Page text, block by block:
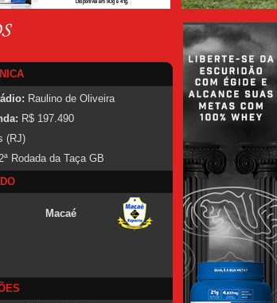
Raulino de Oliveira
R$ 197.490
(RJ)
Rodada da Taça GB
Macaé